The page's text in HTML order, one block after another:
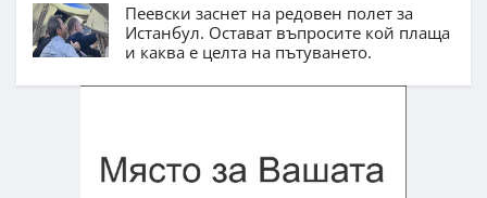
Пеевски заснет на редовен полет за
Истанбул. Остават въпросите кой плаща
и каква е целта на пътуването.